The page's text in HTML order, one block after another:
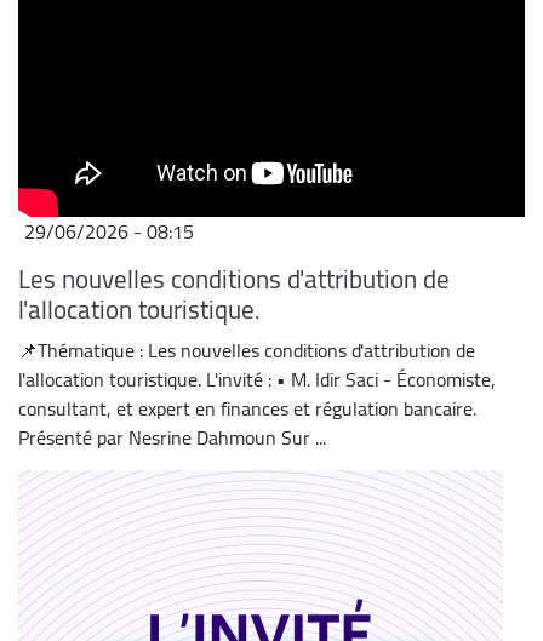
29/06/2026 - 08:15
Les nouvelles conditions d'attribution de
l'allocation touristique.
📌Thématique : Les nouvelles conditions d'attribution de
l'allocation touristique. L'invité : • M. Idir Saci - Économiste,
consultant, et expert en finances et régulation bancaire.
Présenté par Nesrine Dahmoun Sur ...